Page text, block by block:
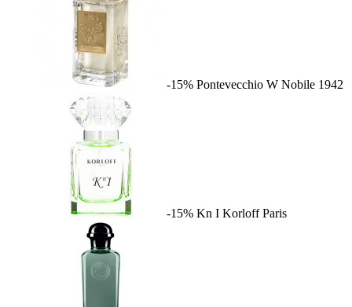
-15% Pontevecchio W Nobile 1942
-15% Kn I Korloff Paris